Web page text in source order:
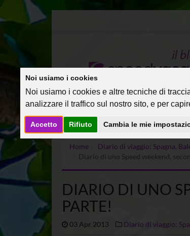
Noi usiamo i cookies
Noi usiamo i cookies e altre tecniche di
analizzare il traffico sul nostro sito, e per
Accetto Rifiuto Cambia le mie
Home
Diario di viaggio: Spagna,
Diario di uno Speed weekend,
DIARIO DI UNO
PARTE!
03 Apr 2013 Diario di viaggio: